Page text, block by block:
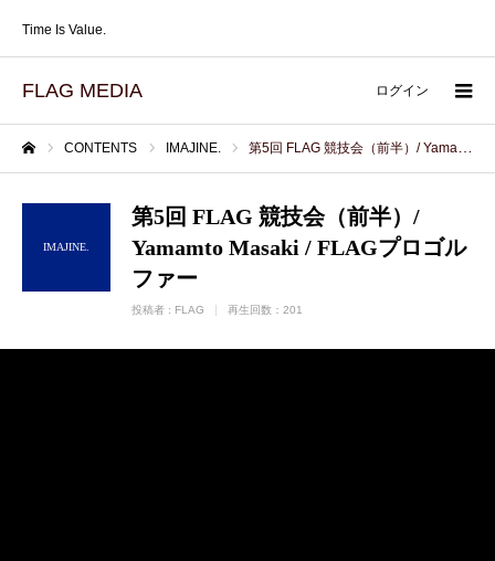
FLAG MEDIA
Time Is Value.
ログイン
CONTENTS IMAJINE. 第5回 FLAG 競技会（前半）/ Yamamto Masaki / FLAGプロゴルファー
IMAJINE.
第5回 FLAG 競技会（前半）/
Yamamto Masaki / FLAGプロゴル
ファー
投稿者 : FLAG 再生回数：201